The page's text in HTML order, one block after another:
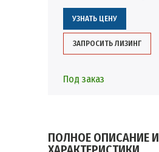
УЗНАТЬ ЦЕНУ
ЗАПРОСИТЬ ЛИЗИНГ
Под заказ
ПОЛНОЕ ОПИСАНИЕ И